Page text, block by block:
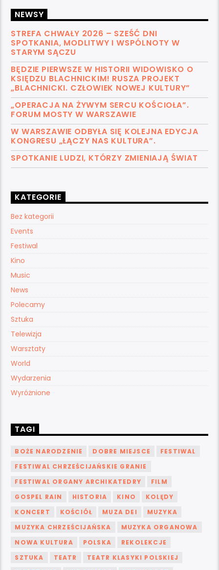
NEWSY
STREFA CHWAŁY 2026 – SZEŚĆ DNI
SPOTKANIA, MODLITWY I WSPÓLNOTY W
STARYM SĄCZU
BĘDZIE PIERWSZE W HISTORII WIDOWISKO O
KSIĘDZU BLACHNICKIM! RUSZA PROJEKT
„BLACHNICKI. CZŁOWIEK NOWEJ KULTURY”
„OPERACJA NA ŻYWYM SERCU KOŚCIOŁA”.
FORUM MOSTY W WARSZAWIE
W WARSZAWIE ODBYŁA SIĘ KOLEJNA EDYCJA
KONGRESU „ŁĄCZY NAS KULTURA”.
SPOTKANIE LUDZI, KTÓRZY ZMIENIAJĄ ŚWIAT
KATEGORIE
Bez kategorii
Events
Festiwal
Kino
Music
News
Polecamy
Sztuka
Telewizja
Warsztaty
World
Wydarzenia
Wyróżnione
TAGI
BOŻE NARODZENIE DOBRE MIEJSCE
FESTIWAL
FESTIWAL CHRZEŚCIJAŃSKIE GRANIE
FESTIWAL ORGANY ARCHIKATEDRY
FILM
GOSPEL RAIN
HISTORIA KINO
KOLĘDY
KONCERT
KOŚCIÓŁ MUZA DEI
MUZYKA
MUZYKA CHRZEŚCIJAŃSKA
MUZYKA ORGANOWA
NOWA KULTURA
POLSKA
REKOLEKCJE
SZTUKA
TEATR
TEATR KLASYKI POLSKIEJ